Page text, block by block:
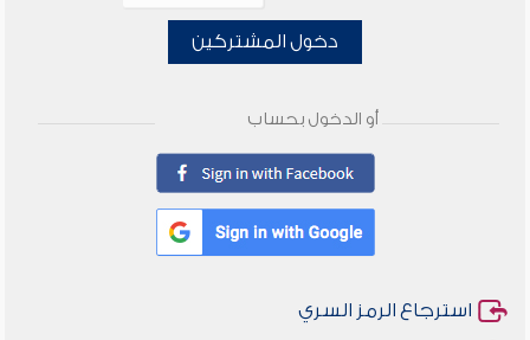
دخول المشتركين
أو الدخول بحساب
استرجاع الرمز السري